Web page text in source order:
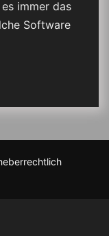
immer das
Software